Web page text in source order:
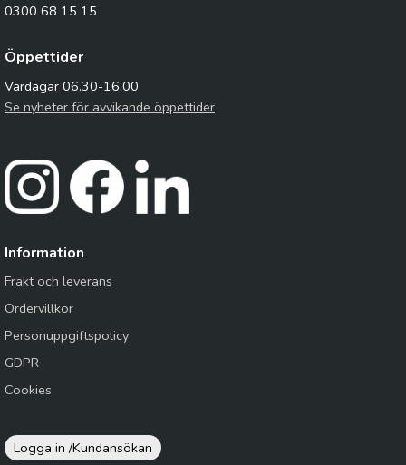
0300 68 15 15
Öppettider
Vardagar 06.30-16.00
Se nyheter för avvikande öppettider
Information
Frakt och leverans
Ordervillkor
Personuppgiftspolicy
GDPR
Cookies
Logga in /Kundansökan